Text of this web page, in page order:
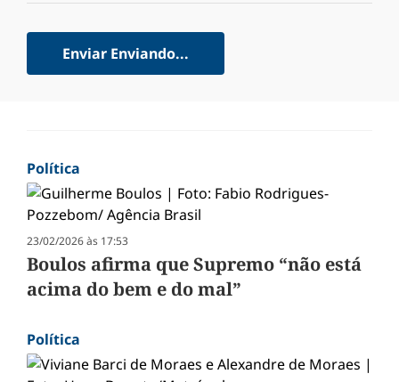
Enviar Enviando...
Política
23/02/2026 às 17:53
Boulos afirma que Supremo “não está
acima do bem e do mal”
Política